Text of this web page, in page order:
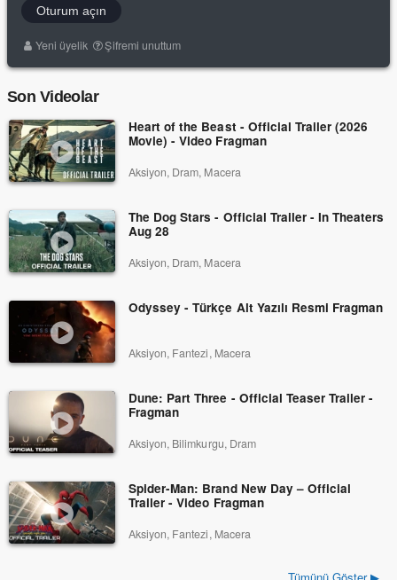
Oturum açın
Yeni üyelik Şifremi unuttum
Son Videolar
Heart of the Beast - Official Trailer (2026
Movie) - Video Fragman
Aksiyon, Dram, Macera
The Dog Stars - Official Trailer - In Theaters
Aug 28
Aksiyon, Dram, Macera
Odyssey - Türkçe Alt Yazılı Resmi Fragman
Aksiyon, Fantezi, Macera
Dune: Part Three - Official Teaser Trailer -
Fragman
Aksiyon, Bilimkurgu, Dram
Spider-Man: Brand New Day – Official
Trailer - Video Fragman
Aksiyon, Fantezi, Macera